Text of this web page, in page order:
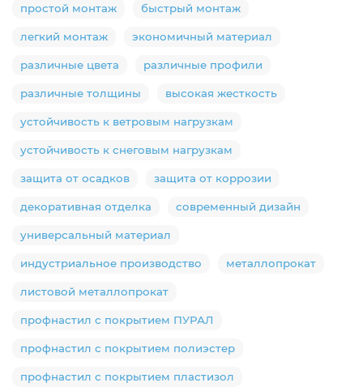
простой монтаж быстрый монтаж
легкий монтаж экономичный материал
различные цвета различные профили
различные толщины высокая жесткость
устойчивость к ветровым нагрузкам
устойчивость к снеговым нагрузкам
защита от осадков защита от коррозии
декоративная отделка современный дизайн
универсальный материал
индустриальное производство металлопрокат
листовой металлопрокат
профнастил с покрытием ПУРАЛ
профнастил с покрытием полиэстер
профнастил с покрытием пластизол